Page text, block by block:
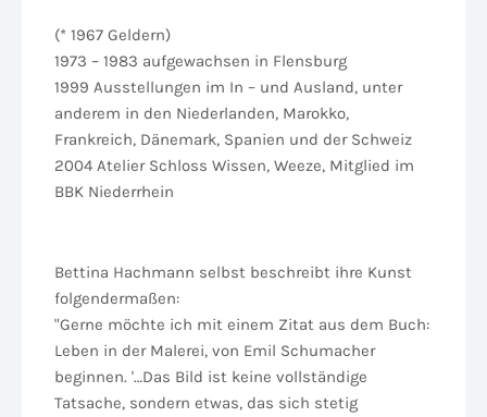
(* 1967 Geldern)
1973 – 1983 aufgewachsen in Flensburg
1999 Ausstellungen im In – und Ausland, unter
anderem in den Niederlanden, Marokko,
Frankreich, Dänemark, Spanien und der Schweiz
2004 Atelier Schloss Wissen, Weeze, Mitglied im
BBK Niederrhein
Bettina Hachmann selbst beschreibt ihre Kunst
folgendermaßen:
"Gerne möchte ich mit einem Zitat aus dem Buch:
Leben in der Malerei, von Emil Schumacher
beginnen. '…Das Bild ist keine vollständige
Tatsache, sondern etwas, das sich stetig